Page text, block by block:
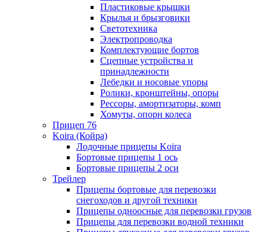
Пластиковые крышки
Крылья и брызговики
Светотехника
Электропроводка
Комплектующие бортов
Сцепные устройства и
принадлежности
Лебедки и носовые упоры
Ролики, кронштейны, опоры
Рессоры, амортизаторы, комп
Хомуты, опорн колеса
Прицеп 76
Koira (Койра)
Лодочные прицепы Koira
Бортовые прицепы 1 ось
Бортовые прицепы 2 оси
Трейлер
Прицепы бортовые для перевозки
снегоходов и другой техники
Прицепы одноосные для перевозки грузов
Прицепы для перевозки водной техники